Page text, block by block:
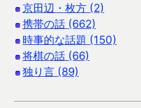
京田辺・枚方 (2)
携帯の話 (662)
時事的な話題 (150)
将棋の話 (66)
独り言 (89)